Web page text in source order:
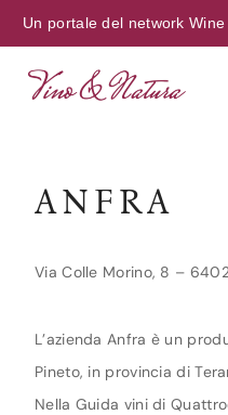
Un portale del network
ANFRA
Via Colle Morino, 8 –
L’azienda Anfra è un
Pineto, in provincia di
Nella Guida vini di